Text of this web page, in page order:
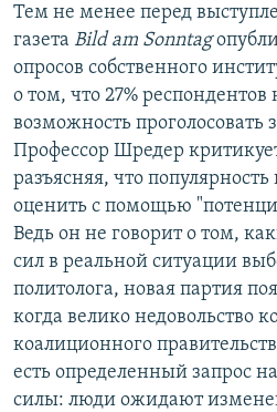
Тем не менее перед
газета Bild am Sonntag
опросов собственного
о том, что 27%
возможность проголосовать
Профессор Шредер
разъясняя, что
оценить с помощью
Ведь он не говорит о том,
сил в реальной ситуации
политолога, новая партия
когда велико недовольство
коалиционного
есть определенный запрос
силы: люди ожидают